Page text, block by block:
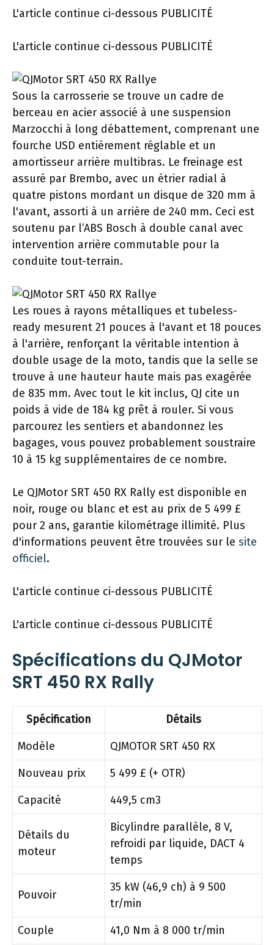
L'article continue ci-dessous PUBLICITÉ
L'article continue ci-dessous PUBLICITÉ
Sous la carrosserie se trouve un cadre de
berceau en acier associé à une suspension
Marzocchi à long débattement, comprenant une
fourche USD entièrement réglable et un
amortisseur arrière multibras. Le freinage est
assuré par Brembo, avec un étrier radial à
quatre pistons mordant un disque de 320 mm à
l'avant, assorti à un arrière de 240 mm. Ceci est
soutenu par l’ABS Bosch à double canal avec
intervention arrière commutable pour la
conduite tout-terrain.
Les roues à rayons métalliques et tubeless-
ready mesurent 21 pouces à l'avant et 18 pouces
à l'arrière, renforçant la véritable intention à
double usage de la moto, tandis que la selle se
trouve à une hauteur haute mais pas exagérée
de 835 mm. Avec tout le kit inclus, QJ cite un
poids à vide de 184 kg prêt à rouler. Si vous
parcourez les sentiers et abandonnez les
bagages, vous pouvez probablement soustraire
10 à 15 kg supplémentaires de ce nombre.
Le QJMotor SRT 450 RX Rally est disponible en
noir, rouge ou blanc et est au prix de 5 499 £
pour 2 ans, garantie kilométrage illimité. Plus
d'informations peuvent être trouvées sur le site
officiel.
L'article continue ci-dessous PUBLICITÉ
L'article continue ci-dessous PUBLICITÉ
Spécifications du QJMotor
SRT 450 RX Rally
Spécification
Détails
Modèle
QJMOTOR SRT 450 RX
Nouveau prix
5 499 £ (+ OTR)
Capacité
449,5 cm3
Détails du
moteur
Bicylindre parallèle, 8 V,
refroidi par liquide, DACT 4
temps
Pouvoir
35 kW (46,9 ch) à 9 500
tr/min
Couple
41,0 Nm à 8 000 tr/min